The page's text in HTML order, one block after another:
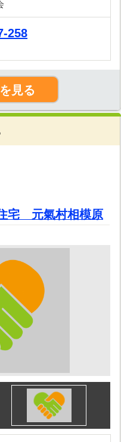
258
見る
宅 元氣村相模原